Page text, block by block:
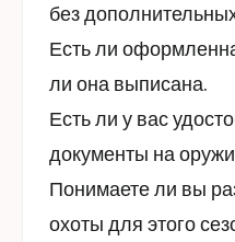
без
Есть ли
ли она выписана.
Есть ли у вас
документы на
Понимаете ли вы
охоты для этого